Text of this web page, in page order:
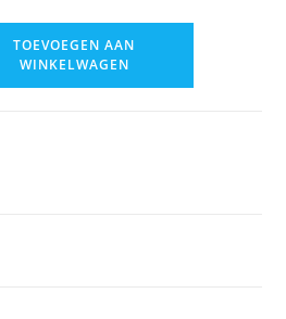
TOEVOEGEN AAN
WINKELWAGEN